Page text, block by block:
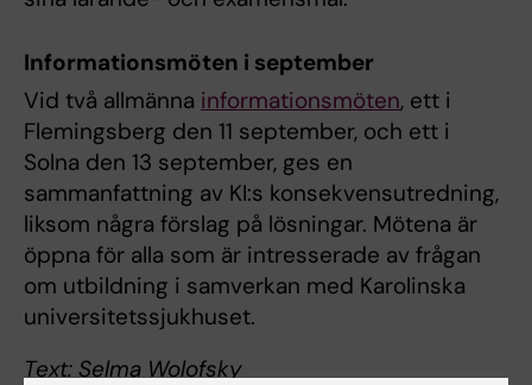
Informationsmöten i september
Vid två allmänna informationsmöten, ett i
Flemingsberg den 11 september, och ett i
Solna den 13 september, ges en
sammanfattning av KI:s konsekvensutredning,
liksom några förslag på lösningar. Mötena är
öppna för alla som är intresserade av frågan
om utbildning i samverkan med Karolinska
universitetssjukhuset.
Text: Selma Wolofsky